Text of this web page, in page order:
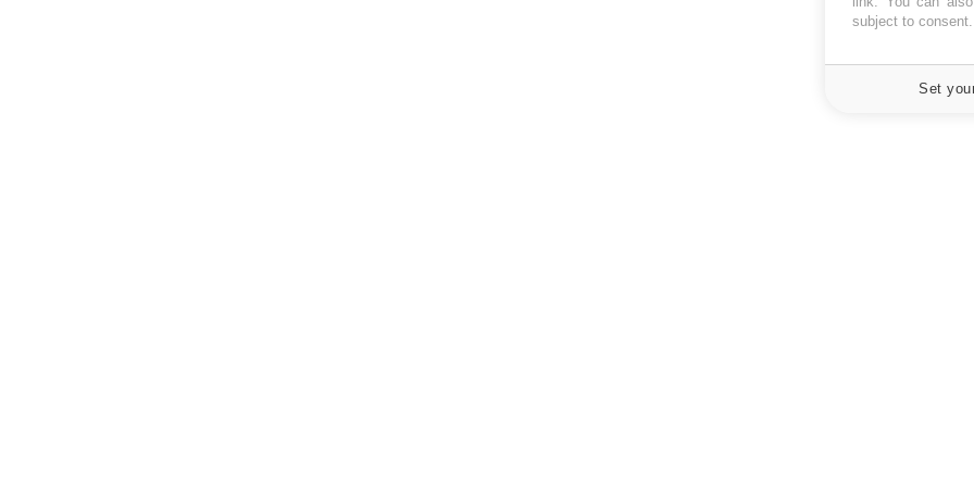
subject to
Set